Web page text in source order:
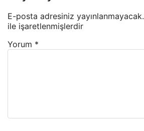
E-posta adresiniz yayınlanmayacak.
ile işaretlenmişlerdir
Yorum *